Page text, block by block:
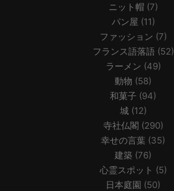
ニット帽 (7)
パン屋 (11)
ファッション (7)
フランス語落語 (52)
ラーメン (49)
動物 (58)
和菓子 (94)
城(12)
寺社仏閣 (290)
幸せの言葉 (35)
建築 (76)
心霊スポット (5)
日本庭園 (50)